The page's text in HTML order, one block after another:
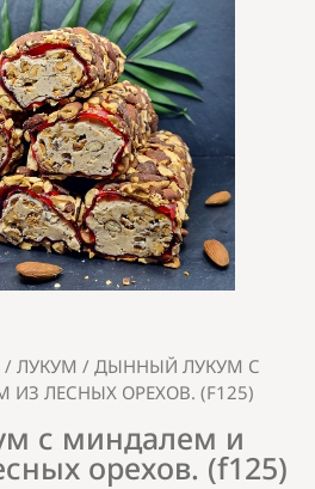
/ ЛУКУМ / ДЫННЫЙ ЛУКУМ С
ЛЕСНЫХ ОРЕХОВ. (F125)
с миндалем и
орехов. (f125)